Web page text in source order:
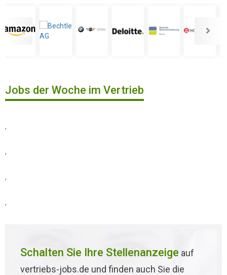
Jobs der Woche im Vertrieb
,
,
,
,
Schalten Sie Ihre Stellenanzeige auf
vertriebs-jobs.de und finden auch Sie die